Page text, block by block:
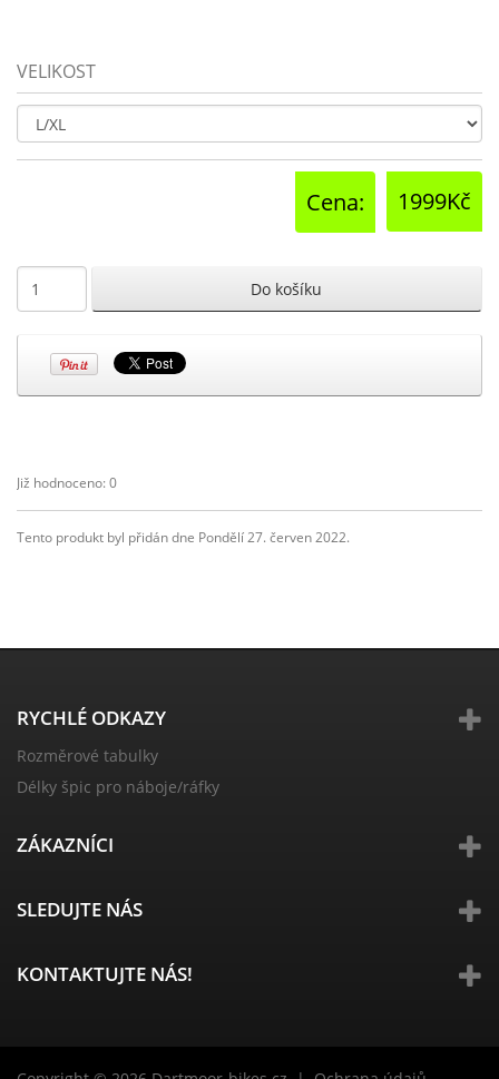
VELIKOST
1999Kč
Cena:
Již hodnoceno: 0
Tento produkt byl přidán dne Pondělí 27. červen 2022.
RYCHLÉ ODKAZY
Rozměrové tabulky
Délky špic pro náboje/ráfky
ZÁKAZNÍCI
SLEDUJTE NÁS
KONTAKTUJTE NÁS!